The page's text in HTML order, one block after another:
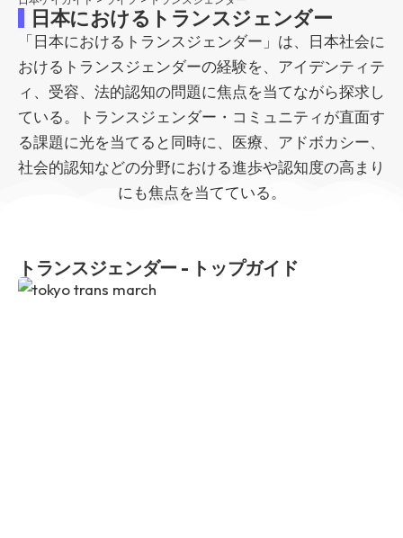
日本におけるトランスジェンダー
「日本におけるトランスジェンダー」は、日本社会に
おけるトランスジェンダーの経験を、アイデンティテ
ィ、受容、法的認知の問題に焦点を当てながら探求し
ている。トランスジェンダー・コミュニティが直面す
る課題に光を当てると同時に、医療、アドボカシー、
社会的認知などの分野における進歩や認知度の高まり
にも焦点を当てている。
トランスジェンダー - トップガイド